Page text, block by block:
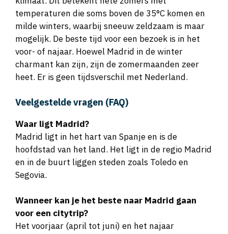
temperaturen die soms boven de 35°C komen en
milde winters, waarbij sneeuw zeldzaam is maar
mogelijk. De beste tijd voor een bezoek is in het
voor- of najaar. Hoewel Madrid in de winter
charmant kan zijn, zijn de zomermaanden zeer
heet. Er is geen tijdsverschil met Nederland.
Veelgestelde vragen (FAQ)
Waar ligt Madrid?
Madrid ligt in het hart van Spanje en is de
hoofdstad van het land. Het ligt in de regio Madrid
en in de buurt liggen steden zoals Toledo en
Segovia.
Wanneer kan je het beste naar Madrid gaan
voor een citytrip?
Het voorjaar (april tot juni) en het najaar